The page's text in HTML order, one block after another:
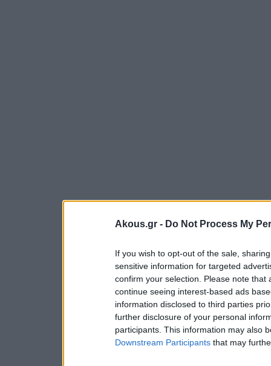
Akous.gr - Do Not Process My
If you wish to opt-out of the sale,
sensitive information for targeted
confirm your selection. Please note
continue seeing interest-based ads
information disclosed to third parties
further disclosure of your personal
participants. This information may also
Downstream Participants that may